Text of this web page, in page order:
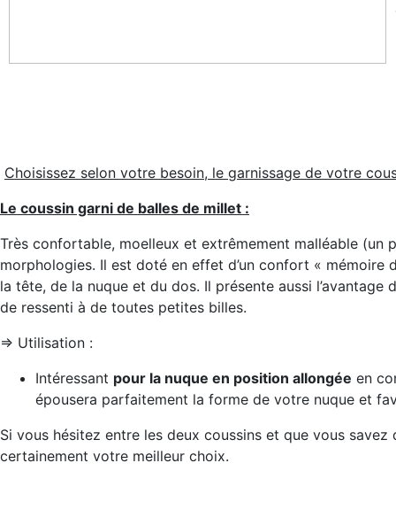
Choisissez selon votre besoin, le garnissage de votre
Le coussin garni de balles de millet :
Très confortable, moelleux et extrêmement malléable (un
morphologies. Il est doté en effet d’un confort « mémoire
la tête, de la nuque et du dos. Il présente aussi
de ressenti à de toutes petites billes.
=> Utilisation :
Intéressant pour la nuque en position allongée en
épousera parfaitement la forme de votre nuque et
Si vous hésitez entre les deux coussins et que vous
certainement votre meilleur choix.